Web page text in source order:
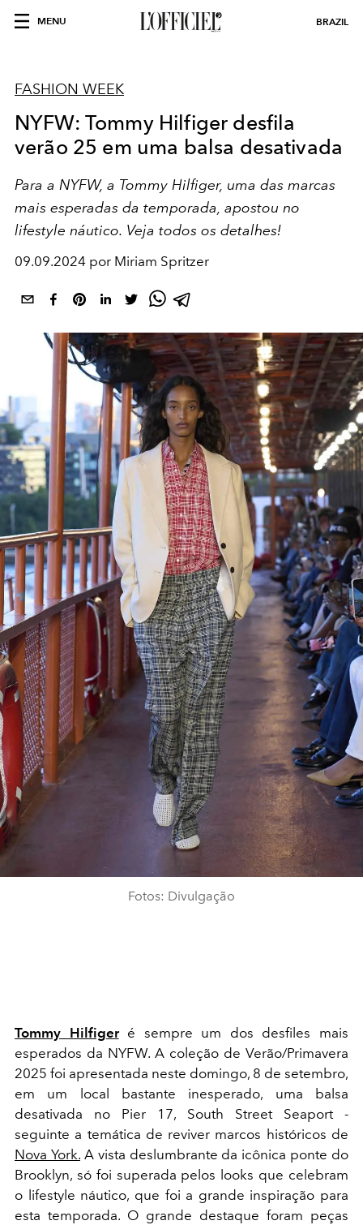
MENU BRAZIL
FASHION WEEK
NYFW: Tommy Hilfiger desfila
verão 25 em uma balsa desativada
Para a NYFW, a Tommy Hilfiger, uma das marcas
mais esperadas da temporada, apostou no
lifestyle náutico. Veja todos os detalhes!
09.09.2024 por Miriam Spritzer
Fotos: Divulgação
Tommy Hilfigeré sempre um dos desfiles mais
esperados da NYFW. A coleção de Verão/Primavera
2025 foi apresentada neste domingo, 8 de setembro,
em um local bastante inesperado, uma balsa
desativada no Pier 17, South Street Seaport -
seguinte a temática de reviver marcos históricos de
Nova York.A vista deslumbrante da icônica ponte do
Brooklyn, só foi superada pelos looks que celebram
o lifestyle náutico, que foi a grande inspiração para
esta temporada. O grande destaque foram peças